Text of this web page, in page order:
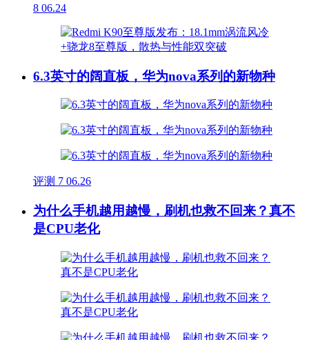
8 06.24
6.3英寸的阔直板，华为nova系列的新物种
评测 7 06.26
为什么手机越用越慢，刷机也救不回来？真不
是CPU老化